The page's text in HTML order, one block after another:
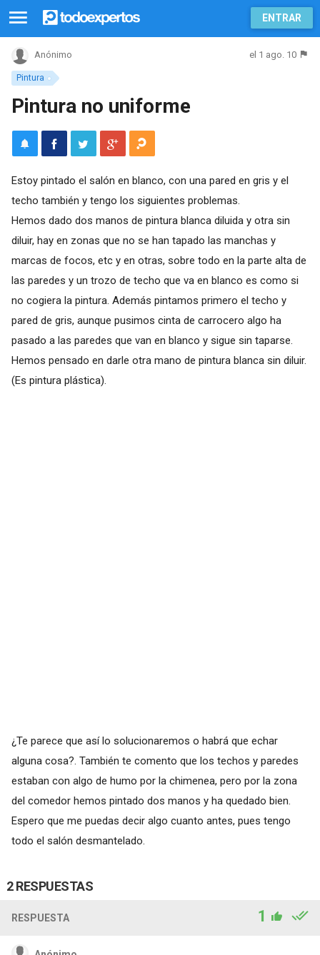
ENTRAR
Pintura
Anónimo el 1 ago. 10
Pintura no uniforme
Estoy pintado el salón en blanco, con una pared en gris y el
techo también y tengo los siguientes problemas.
Hemos dado dos manos de pintura blanca diluida y otra sin
diluir, hay en zonas que no se han tapado las manchas y
marcas de focos, etc y en otras, sobre todo en la parte alta de
las paredes y un trozo de techo que va en blanco es como si
no cogiera la pintura. Además pintamos primero el techo y
pared de gris, aunque pusimos cinta de carrocero algo ha
pasado a las paredes que van en blanco y sigue sin taparse.
Hemos pensado en darle otra mano de pintura blanca sin diluir.
(Es pintura plástica).
¿Te parece que así lo solucionaremos o habrá que echar
alguna cosa?. También te comento que los techos y paredes
estaban con algo de humo por la chimenea, pero por la zona
del comedor hemos pintado dos manos y ha quedado bien.
Espero que me puedas decir algo cuanto antes, pues tengo
todo el salón desmantelado.
2 RESPUESTAS
RESPUESTA 1